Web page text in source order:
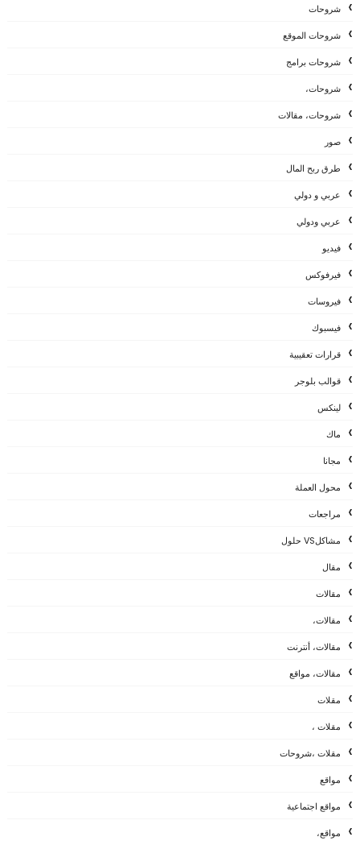
شروحات
شروحات الموقع
شروحات برامج
شروحات،
شروحات، مقالات
صور
طرق ربح المال
عربي و دولي
عربي ودولي
فيديو
فيرفوكس
فيروسات
فيسبوك
قرارات تعقيبية
قوالب بلوجر
لينكس
ماك
مجانا
محول العملة
مراجعات
مشاكلVS حلول
مقال
مقالات
مقالات،
مقالات، أنترنت
مقالات، مواقع
مقلات
مقلات ،
مقلات ،شروحات
مواقع
مواقع اجتماعية
مواقع،